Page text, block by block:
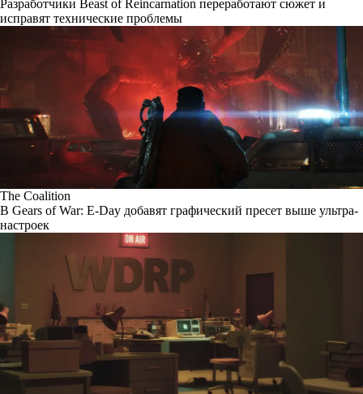
Разработчики Beast of Reincarnation переработают сюжет и
исправят технические проблемы
The Coalition
В Gears of War: E-Day добавят графический пресет выше ультра-
настроек